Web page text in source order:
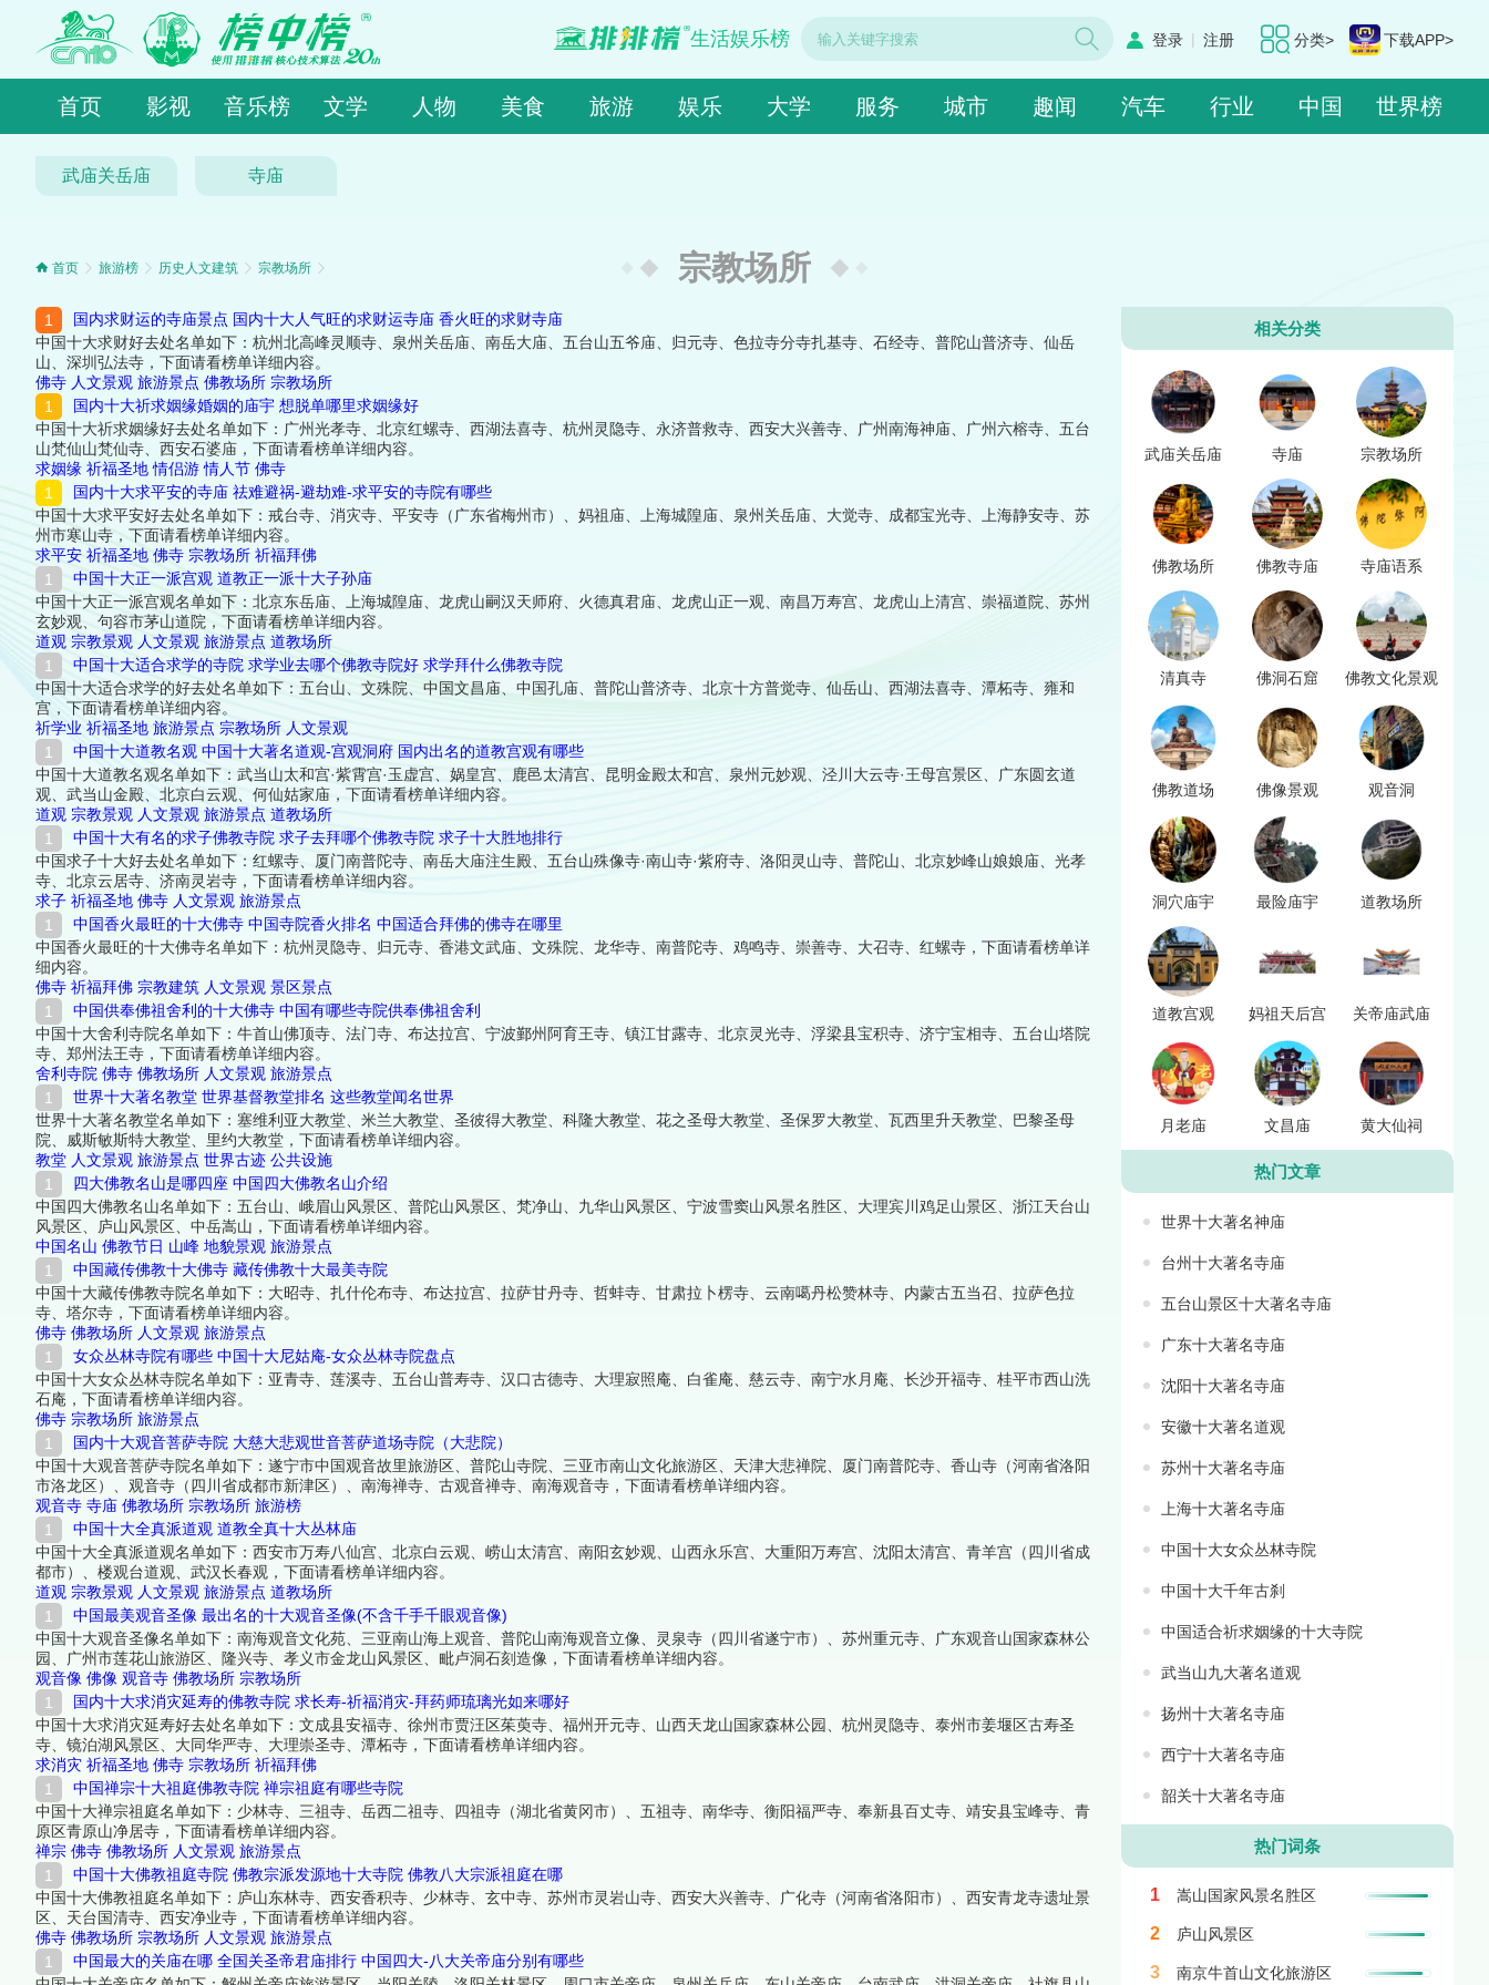
分类> 下载APP>
登录 | 注册
生活娱乐榜
首页 影视 音乐榜 文学 人物 美食 旅游 娱乐 大学 服务 城市 趣闻 汽车 行业 中国 世界榜
武庙关岳庙 寺庙
宗教场所
首页 旅游榜 历史人文建筑 宗教场所
国内求财运的寺庙景点 国内十大人气旺的求财运寺庙 香火旺的求财寺庙
中国十大求财好去处名单如下：杭州北高峰灵顺寺、泉州关岳庙、南岳大庙、五台山五爷庙、归元寺、色拉寺分寺扎基寺、石经寺、普陀山普济寺、仙岳
山、深圳弘法寺，下面请看榜单详细内容。
佛寺 人文景观 旅游景点 佛教场所 宗教场所
国内十大祈求姻缘婚姻的庙宇 想脱单哪里求姻缘好
中国十大祈求姻缘好去处名单如下：广州光孝寺、北京红螺寺、西湖法喜寺、杭州灵隐寺、永济普救寺、西安大兴善寺、广州南海神庙、广州六榕寺、五台
山梵仙山梵仙寺、西安石婆庙，下面请看榜单详细内容。
求姻缘 祈福圣地 情侣游 情人节 佛寺
国内十大求平安的寺庙 祛难避祸-避劫难-求平安的寺院有哪些
中国十大求平安好去处名单如下：戒台寺、消灾寺、平安寺（广东省梅州市）、妈祖庙、上海城隍庙、泉州关岳庙、大觉寺、成都宝光寺、上海静安寺、苏
州市寒山寺，下面请看榜单详细内容。
求平安 祈福圣地 佛寺 宗教场所 祈福拜佛
中国十大正一派宫观 道教正一派十大子孙庙
中国十大正一派宫观名单如下：北京东岳庙、上海城隍庙、龙虎山嗣汉天师府、火德真君庙、龙虎山正一观、南昌万寿宫、龙虎山上清宫、崇福道院、苏州
玄妙观、句容市茅山道院，下面请看榜单详细内容。
道观 宗教景观 人文景观 旅游景点 道教场所
中国十大适合求学的寺院 求学业去哪个佛教寺院好 求学拜什么佛教寺院
中国十大适合求学的好去处名单如下：五台山、文殊院、中国文昌庙、中国孔庙、普陀山普济寺、北京十方普觉寺、仙岳山、西湖法喜寺、潭柘寺、雍和
宫，下面请看榜单详细内容。
祈学业 祈福圣地 旅游景点 宗教场所 人文景观
中国十大道教名观 中国十大著名道观-宫观洞府 国内出名的道教宫观有哪些
中国十大道教名观名单如下：武当山太和宫·紫霄宫·玉虚宫、娲皇宫、鹿邑太清宫、昆明金殿太和宫、泉州元妙观、泾川大云寺·王母宫景区、广东圆玄道
观、武当山金殿、北京白云观、何仙姑家庙，下面请看榜单详细内容。
道观 宗教景观 人文景观 旅游景点 道教场所
中国十大有名的求子佛教寺院 求子去拜哪个佛教寺院 求子十大胜地排行
中国求子十大好去处名单如下：红螺寺、厦门南普陀寺、南岳大庙注生殿、五台山殊像寺·南山寺·紫府寺、洛阳灵山寺、普陀山、北京妙峰山娘娘庙、光孝
寺、北京云居寺、济南灵岩寺，下面请看榜单详细内容。
求子 祈福圣地 佛寺 人文景观 旅游景点
中国香火最旺的十大佛寺 中国寺院香火排名 中国适合拜佛的佛寺在哪里
中国香火最旺的十大佛寺名单如下：杭州灵隐寺、归元寺、香港文武庙、文殊院、龙华寺、南普陀寺、鸡鸣寺、崇善寺、大召寺、红螺寺，下面请看榜单详
细内容。
佛寺 祈福拜佛 宗教建筑 人文景观 景区景点
中国供奉佛祖舍利的十大佛寺 中国有哪些寺院供奉佛祖舍利
中国十大舍利寺院名单如下：牛首山佛顶寺、法门寺、布达拉宫、宁波鄞州阿育王寺、镇江甘露寺、北京灵光寺、浮梁县宝积寺、济宁宝相寺、五台山塔院
寺、郑州法王寺，下面请看榜单详细内容。
舍利寺院 佛寺 佛教场所 人文景观 旅游景点
世界十大著名教堂 世界基督教堂排名 这些教堂闻名世界
世界十大著名教堂名单如下：塞维利亚大教堂、米兰大教堂、圣彼得大教堂、科隆大教堂、花之圣母大教堂、圣保罗大教堂、瓦西里升天教堂、巴黎圣母
院、威斯敏斯特大教堂、里约大教堂，下面请看榜单详细内容。
教堂 人文景观 旅游景点 世界古迹 公共设施
四大佛教名山是哪四座 中国四大佛教名山介绍
中国四大佛教名山名单如下：五台山、峨眉山风景区、普陀山风景区、梵净山、九华山风景区、宁波雪窦山风景名胜区、大理宾川鸡足山景区、浙江天台山
风景区、庐山风景区、中岳嵩山，下面请看榜单详细内容。
中国名山 佛教节日 山峰 地貌景观 旅游景点
中国藏传佛教十大佛寺 藏传佛教十大最美寺院
中国十大藏传佛教寺院名单如下：大昭寺、扎什伦布寺、布达拉宫、拉萨甘丹寺、哲蚌寺、甘肃拉卜楞寺、云南噶丹松赞林寺、内蒙古五当召、拉萨色拉
寺、塔尔寺，下面请看榜单详细内容。
佛寺 佛教场所 人文景观 旅游景点
女众丛林寺院有哪些 中国十大尼姑庵-女众丛林寺院盘点
中国十大女众丛林寺院名单如下：亚青寺、莲溪寺、五台山普寿寺、汉口古德寺、大理寂照庵、白雀庵、慈云寺、南宁水月庵、长沙开福寺、桂平市西山洗
石庵，下面请看榜单详细内容。
佛寺 宗教场所 旅游景点
国内十大观音菩萨寺院 大慈大悲观世音菩萨道场寺院（大悲院）
中国十大观音菩萨寺院名单如下：遂宁市中国观音故里旅游区、普陀山寺院、三亚市南山文化旅游区、天津大悲禅院、厦门南普陀寺、香山寺（河南省洛阳
市洛龙区）、观音寺（四川省成都市新津区）、南海禅寺、古观音禅寺、南海观音寺，下面请看榜单详细内容。
观音寺 寺庙 佛教场所 宗教场所 旅游榜
中国十大全真派道观 道教全真十大丛林庙
中国十大全真派道观名单如下：西安市万寿八仙宫、北京白云观、崂山太清宫、南阳玄妙观、山西永乐宫、大重阳万寿宫、沈阳太清宫、青羊宫（四川省成
都市）、楼观台道观、武汉长春观，下面请看榜单详细内容。
道观 宗教景观 人文景观 旅游景点 道教场所
中国最美观音圣像 最出名的十大观音圣像(不含千手千眼观音像)
中国十大观音圣像名单如下：南海观音文化苑、三亚南山海上观音、普陀山南海观音立像、灵泉寺（四川省遂宁市）、苏州重元寺、广东观音山国家森林公
园、广州市莲花山旅游区、隆兴寺、孝义市金龙山风景区、毗卢洞石刻造像，下面请看榜单详细内容。
观音像 佛像 观音寺 佛教场所 宗教场所
国内十大求消灾延寿的佛教寺院 求长寿-祈福消灾-拜药师琉璃光如来哪好
中国十大求消灾延寿好去处名单如下：文成县安福寺、徐州市贾汪区茱萸寺、福州开元寺、山西天龙山国家森林公园、杭州灵隐寺、泰州市姜堰区古寿圣
寺、镜泊湖风景区、大同华严寺、大理崇圣寺、潭柘寺，下面请看榜单详细内容。
求消灾 祈福圣地 佛寺 宗教场所 祈福拜佛
中国禅宗十大祖庭佛教寺院 禅宗祖庭有哪些寺院
中国十大禅宗祖庭名单如下：少林寺、三祖寺、岳西二祖寺、四祖寺（湖北省黄冈市）、五祖寺、南华寺、衡阳福严寺、奉新县百丈寺、靖安县宝峰寺、青
原区青原山净居寺，下面请看榜单详细内容。
禅宗 佛寺 佛教场所 人文景观 旅游景点
中国十大佛教祖庭寺院 佛教宗派发源地十大寺院 佛教八大宗派祖庭在哪
中国十大佛教祖庭名单如下：庐山东林寺、西安香积寺、少林寺、玄中寺、苏州市灵岩山寺、西安大兴善寺、广化寺（河南省洛阳市）、西安青龙寺遗址景
区、天台国清寺、西安净业寺，下面请看榜单详细内容。
佛寺 佛教场所 宗教场所 人文景观 旅游景点
中国最大的关庙在哪 全国关圣帝君庙排行 中国四大-八大关帝庙分别有哪些
相关分类
武庙关岳庙 寺庙 宗教场所
佛教场所 佛教寺庙 寺庙语系
清真寺 佛洞石窟 佛教文化景观
佛教道场 佛像景观 观音洞
洞穴庙宇 最险庙宇 道教场所
道教宫观 妈祖天后宫 关帝庙武庙
月老庙 文昌庙 黄大仙祠
热门文章
世界十大著名神庙
台州十大著名寺庙
五台山景区十大著名寺庙
广东十大著名寺庙
沈阳十大著名寺庙
安徽十大著名道观
苏州十大著名寺庙
上海十大著名寺庙
中国十大女众丛林寺院
中国十大千年古刹
中国适合祈求姻缘的十大寺院
武当山九大著名道观
扬州十大著名寺庙
西宁十大著名寺庙
韶关十大著名寺庙
热门词条
1 嵩山国家风景名胜区
2 庐山风景区
3 南京牛首山文化旅游区